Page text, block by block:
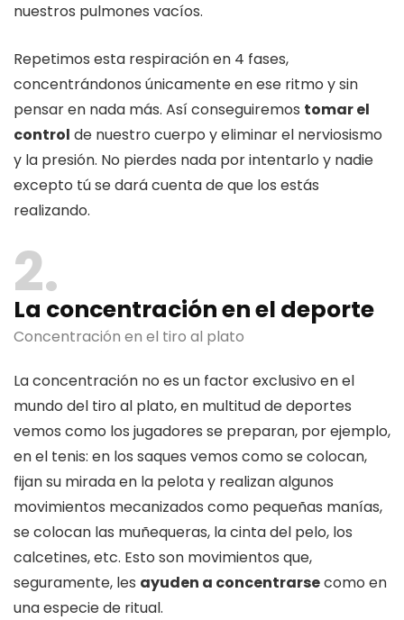
nuestros pulmones vacíos.
Repetimos esta respiración en 4 fases,
concentrándonos únicamente en ese ritmo y sin
pensar en nada más. Así conseguiremos tomar el
control de nuestro cuerpo y eliminar el nerviosismo
y la presión. No pierdes nada por intentarlo y nadie
excepto tú se dará cuenta de que los estás
realizando.
2
La concentración en el deporte
Concentración en el tiro al plato
La concentración no es un factor exclusivo en el
mundo del tiro al plato, en multitud de deportes
vemos como los jugadores se preparan, por ejemplo,
en el tenis: en los saques vemos como se colocan,
fijan su mirada en la pelota y realizan algunos
movimientos mecanizados como pequeñas manías,
se colocan las muñequeras, la cinta del pelo, los
calcetines, etc. Esto son movimientos que,
seguramente, les ayuden a concentrarsecomo en
una especie de ritual.